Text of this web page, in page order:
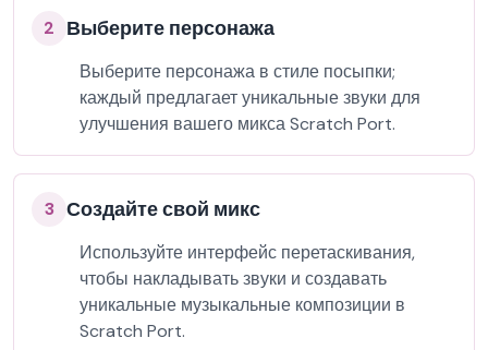
2 Выберите персонажа
Выберите персонажа в стиле посыпки;
каждый предлагает уникальные звуки для
улучшения вашего микса Scratch Port.
3 Создайте свой микс
Используйте интерфейс перетаскивания,
чтобы накладывать звуки и создавать
уникальные музыкальные композиции в
Scratch Port.